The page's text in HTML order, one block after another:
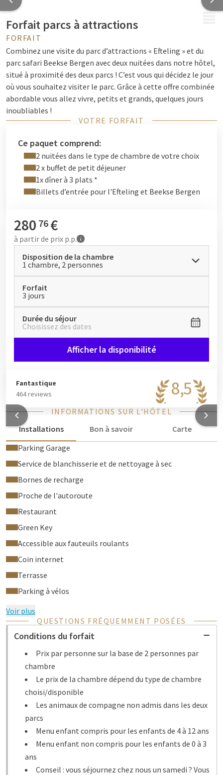
Forfait parcs à attractions
FORFAIT
Combinez une visite du parc d’attractions « Efteling » et du
parc safari Beekse Bergen avec deux nuitées dans notre hôtel,
situé à proximité des deux parcs ! C’est vous qui décidez le jour
où vous souhaitez visiter le parc. Grâce à cette offre combinée
abordable vous allez vivre, petits et grands, quelques jours
inoubliables !
remplacer le dîner 3 services inclus par le
buffet fine dining de Gerrit , avec des plats préparés en direct et
boissons incluses, sans supplément. Veuillez noter qu’une
réservation de table en ligne
bien pour le dîner 3 services que pour le LIVE COOKING.
VOTRE FORFAIT
Ce paquet comprend:
2 nuitées dans le type de chambre de votre choix
2 x buffet de petit déjeuner
1x dîner à 3 plats *
Billets d’entrée pour l'Efteling et Beekse Bergen
280 76 €
à partir de prix p.p.
Disposition de la chambre
1 chambre, 2 personnes
Forfait
3 jours
Durée du séjour
Choisissez des dates
Afficher la disponibilité
8,5
Fantastique
464 reviews
INFORMATIONS SUR L'HÔTEL
Installations
Bon à savoir
Carte
Parking Garage
Service de blanchisserie et de nettoyage à sec
Bornes de recharge
Proche de l'autoroute
Restaurant
Green Key
Accessible aux fauteuils roulants
Coin internet
Terrasse
Parking à vélos
Voir plus
QUESTIONS FRÉQUEMMENT POSÉES
Conditions du forfait
Prix par personne sur la base de 2 personnes par
chambre
Le prix de la chambre dépend du type de chambre
choisi/disponible
Les animaux de compagne non admis dans les deux
parcs
Menu enfant compris pour les enfants de 4 à 12 ans
Menu enfant non compris pour les enfants de 0 à 3
ans
Conseil : vous séjournez chez nous un samedi ? Vous